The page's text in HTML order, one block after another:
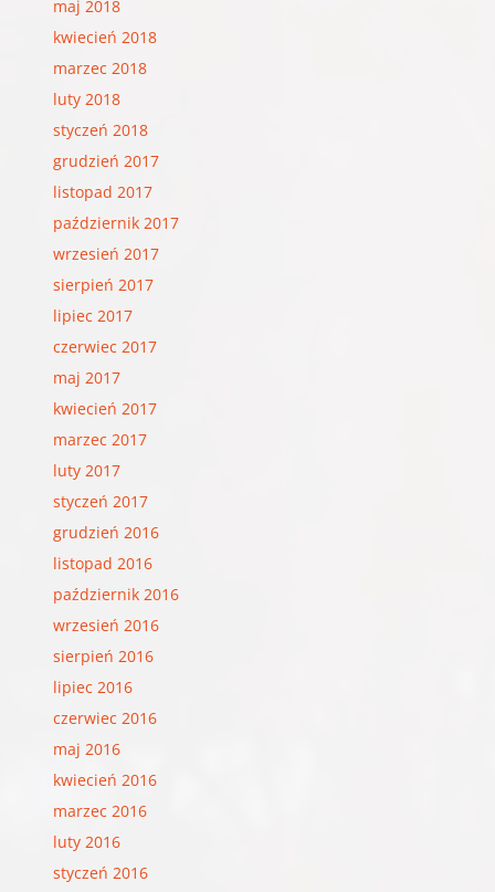
maj 2018
kwiecień 2018
marzec 2018
luty 2018
styczeń 2018
grudzień 2017
listopad 2017
październik 2017
wrzesień 2017
sierpień 2017
lipiec 2017
czerwiec 2017
maj 2017
kwiecień 2017
marzec 2017
luty 2017
styczeń 2017
grudzień 2016
listopad 2016
październik 2016
wrzesień 2016
sierpień 2016
lipiec 2016
czerwiec 2016
maj 2016
kwiecień 2016
marzec 2016
luty 2016
styczeń 2016